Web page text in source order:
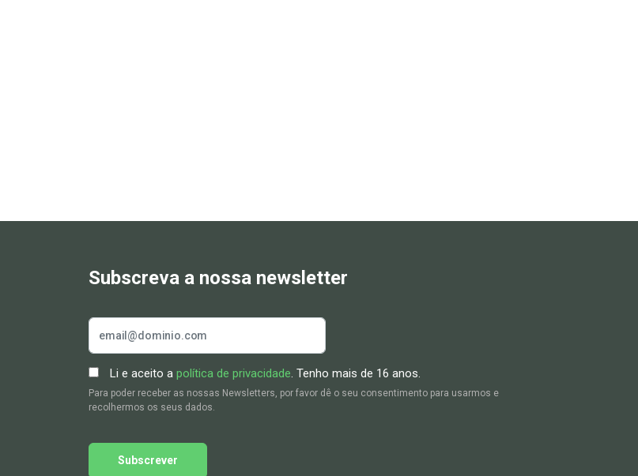
Subscreva a nossa newsletter
Li e aceito a política de privacidade. Tenho mais de 16 anos.
Para poder receber as nossas Newsletters, por favor dê o seu consentimento para usarmos e
recolhermos os seus dados.
Subscrever